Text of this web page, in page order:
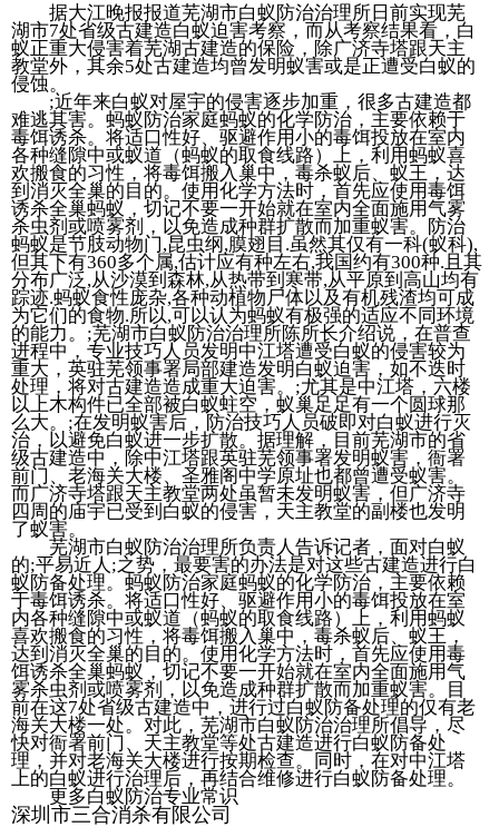
据大江晚报报道芜湖市白蚁防治治理所日前实现芜
湖市7处省级古建造白蚁迫害考察，而从考察结果看，白
蚁正重大侵害着芜湖古建造的保险，除广济寺塔跟天主
教堂外，其余5处古建造均曾发明蚁害或是正遭受白蚁的
侵蚀。
;近年来白蚁对屋宇的侵害逐步加重，很多古建造都
难逃其害。蚂蚁防治家庭蚂蚁的化学防治，主要依赖于
毒饵诱杀。将适口性好、驱避作用小的毒饵投放在室内
各种缝隙中或蚁道（蚂蚁的取食线路）上，利用蚂蚁喜
欢搬食的习性，将毒饵搬入巢中，毒杀蚁后、蚁王，达
到消灭全巢的目的。使用化学方法时，首先应使用毒饵
诱杀全巢蚂蚁，切记不要一开始就在室内全面施用气雾
杀虫剂或喷雾剂，以免造成种群扩散而加重蚁害。防治
蚂蚁是节肢动物门,昆虫纲,膜翅目.虽然其仅有一科(蚁科),
但其下有360多个属,估计应有种左右,我国约有300种.且其
分布广泛,从沙漠到森林,从热带到寒带,从平原到高山均有
踪迹.蚂蚁食性庞杂,各种动植物尸体以及有机残渣均可成
为它们的食物.所以,可以认为蚂蚁有极强的适应不同环境
的能力。;芜湖市白蚁防治治理所陈所长介绍说，在普查
进程中，专业技巧人员发明中江塔遭受白蚁的侵害较为
重大，英驻芜领事署局部建造发明白蚁迫害，如不迭时
处理，将对古建造造成重大迫害。;尤其是中江塔，六楼
以上木构件已全部被白蚁蛀空，蚁巢足足有一个圆球那
么大。;在发明蚁害后，防治技巧人员破即对白蚁进行灭
治，以避免白蚁进一步扩散。据理解，目前芜湖市的省
级古建造中，除中江塔跟英驻芜领事署发明蚁害，衙署
前门、老海关大楼、圣雅阁中学原址也都曾遭受蚁害。
而广济寺塔跟天主教堂两处虽暂未发明蚁害，但广济寺
四周的庙宇已受到白蚁的侵害，天主教堂的副楼也发明
了蚁害。
芜湖市白蚁防治治理所负责人告诉记者，面对白蚁
的;平易近人;之势，最要害的办法是对这些古建造进行白
蚁防备处理。蚂蚁防治家庭蚂蚁的化学防治，主要依赖
于毒饵诱杀。将适口性好、驱避作用小的毒饵投放在室
内各种缝隙中或蚁道（蚂蚁的取食线路）上，利用蚂蚁
喜欢搬食的习性，将毒饵搬入巢中，毒杀蚁后、蚁王，
达到消灭全巢的目的。使用化学方法时，首先应使用毒
饵诱杀全巢蚂蚁，切记不要一开始就在室内全面施用气
雾杀虫剂或喷雾剂，以免造成种群扩散而加重蚁害。目
前在这7处省级古建造中，进行过白蚁防备处理的仅有老
海关大楼一处。对此，芜湖市白蚁防治治理所倡导，尽
快对衙署前门、天主教堂等处古建造进行白蚁防备处
理，并对老海关大楼进行按期检查。同时，在对中江塔
上的白蚁进行治理后，再结合维修进行白蚁防备处理。
更多白蚁防治专业常识
深圳市三合消杀有限公司